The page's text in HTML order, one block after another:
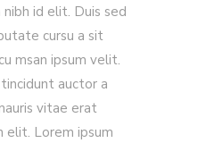
id elit. Duis sed
cursu a sit
msan ipsum velit.
auctor a
vitae erat
elit. Lorem ipsum